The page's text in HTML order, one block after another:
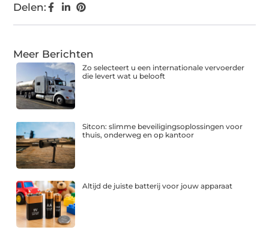
Delen:
Meer Berichten
Zo selecteert u een internationale vervoerder
die levert wat u belooft
Sitcon: slimme beveiligingsoplossingen voor
thuis, onderweg en op kantoor
Altijd de juiste batterij voor jouw apparaat